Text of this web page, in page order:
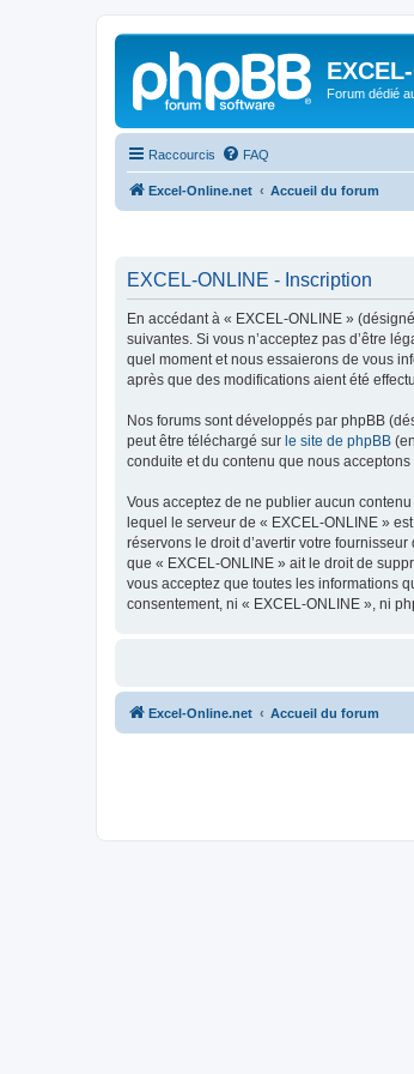
Forum dédié
Raccourcis FAQ
Excel-Online.net Accueil du forum
EXCEL-ONLINE - Inscription
En accédant à « EXCEL-ONLINE »
suivantes. Si vous n’acceptez pas d’être
quel moment et nous essaierons de vous
après que des modifications aient été
Nos forums sont développés par phpBB
peut être téléchargé sur le site de phpBB
conduite et du contenu que nous
Vous acceptez de ne publier aucun
lequel le serveur de « EXCEL-ONLINE »
réservons le droit d’avertir votre
que « EXCEL-ONLINE » ait le droit de
vous acceptez que toutes les informations
consentement, ni « EXCEL-ONLINE », ni
Excel-Online.net Accueil du forum